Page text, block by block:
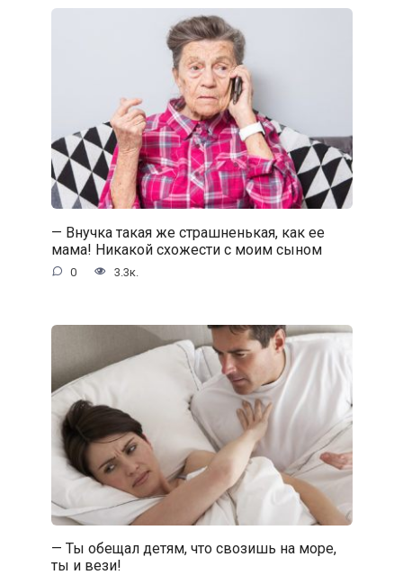
— Внучка такая же страшненькая, как ее
мама! Никакой схожести с моим сыном
0 3.3к.
— Ты обещал детям, что свозишь на море,
ты и вези!